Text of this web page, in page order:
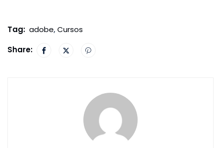
Tag: adobe,Cursos
Share: